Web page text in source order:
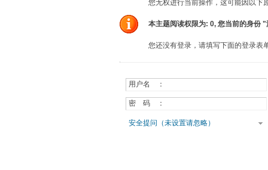
您无权进行当前操作，这可能因以下
本主题阅读权限为: 0, 您当前的身份
您还没有登录，请填写下面的登录表
用户名 ：
密 码 ：
安全提问（未设置请忽略）